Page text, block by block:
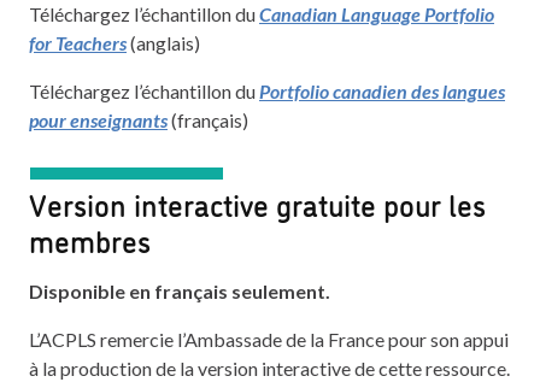
Téléchargez l’échantillon duCanadian Language Portfolio
for Teachers(anglais)
Téléchargez l’échantillon duPortfolio canadien des langues
pour enseignants(français)
Version interactive gratuite pour les
membres
Disponible en français seulement.
L’ACPLS remercie l’Ambassade de la France pour son appui
à la production de la version interactive de cette ressource.